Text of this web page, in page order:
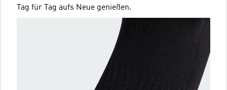
Tag für Tag aufs Neue genießen.